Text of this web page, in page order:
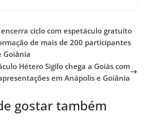
ciclo com espetáculo gratuito
de mais de 200 participantes
Goiânia
Hétero Sigilo chega a Goiás com
em Anápolis e Goiânia
gostar também